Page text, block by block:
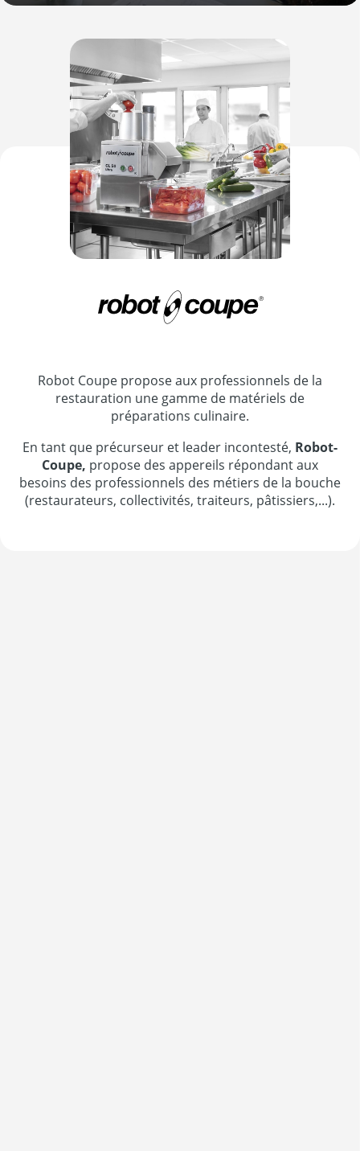
Robot Coupe propose aux professionnels de la
restauration une gamme de matériels de
préparations culinaire.
En tant que précurseur et leader incontesté, Robot-
Coupe, propose des appereils répondant aux
besoins des professionnels des métiers de la bouche
(restaurateurs, collectivités, traiteurs, pâtissiers,...).